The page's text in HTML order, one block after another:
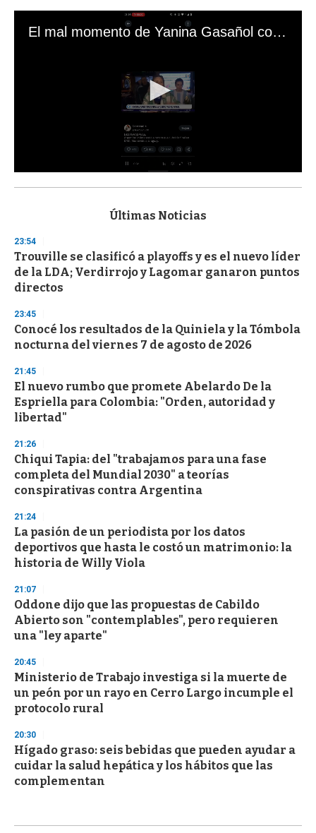
El mal momento de Yanina Gasañol con un hincha argentino en "Subrayado"
s
d
s
o
f
3
s
e
c
o
d
s
Últimas Noticias
23:54
Trouville se clasificó a playoffs y es el nuevo líder
de la LDA; Verdirrojo y Lagomar ganaron puntos
directos
23:45
Conocé los resultados de la Quiniela y la Tómbola
nocturna del viernes 7 de agosto de 2026
21:45
El nuevo rumbo que promete Abelardo De la
Espriella para Colombia: "Orden, autoridad y
libertad"
21:26
Chiqui Tapia: del "trabajamos para una fase
completa del Mundial 2030" a teorías
conspirativas contra Argentina
21:24
La pasión de un periodista por los datos
deportivos que hasta le costó un matrimonio: la
historia de Willy Viola
21:07
Oddone dijo que las propuestas de Cabildo
Abierto son "contemplables", pero requieren
una "ley aparte"
20:45
Ministerio de Trabajo investiga si la muerte de
un peón por un rayo en Cerro Largo incumple el
protocolo rural
20:30
Hígado graso: seis bebidas que pueden ayudar a
cuidar la salud hepática y los hábitos que las
complementan